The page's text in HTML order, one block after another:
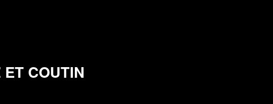
COUTIN